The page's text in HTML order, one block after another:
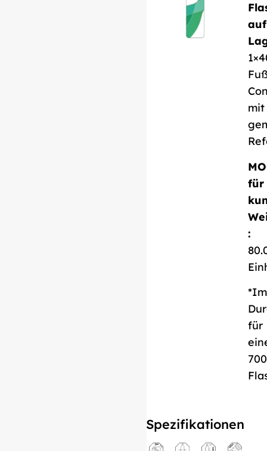
auf
mit
für
:
*Im
für
Spezifikationen